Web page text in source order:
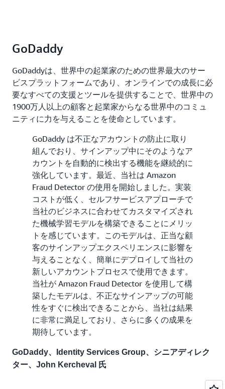
GoDaddy
GoDaddyは、世界中の起業家のための世界最大のサー
ビスプラットフォームであり、オンラインでの成長に必
要なすべての支援とツールを提供することで、世界中の
1900万人以上の顧客と起業家からなる世界中のコミュ
ニティに力を与えることを使命としています。
GoDaddy は不正なアカウントの防止に取り
組んでおり、サインアップ中にそのようなア
カウントを自動的に検出する機能を継続的に
強化しています。最近、当社は Amazon
Fraud Detector の使用を開始しました。実装
コストが低く、セルフサービスアプローチで
当社のビジネスに合わせてカスタマイズされ
た機械学習モデルを構築できることにメリッ
トを感じています。このモデルは、正当な顧
客のサインアップエクスペリエンスに影響を
与えることなく、簡単にデプロイして当社の
新しいアカウントプロセスで使用できます。
当社が Amazon Fraud Detector を使用して構
築したモデルは、不正なサインアップの可能
性をすぐに検出できることから、当社は結果
に非常に満足しており、さらに多くの成果を
期待しています。
GoDaddy、Identity Services Group、シニアディレク
ター、John Kercheval 氏